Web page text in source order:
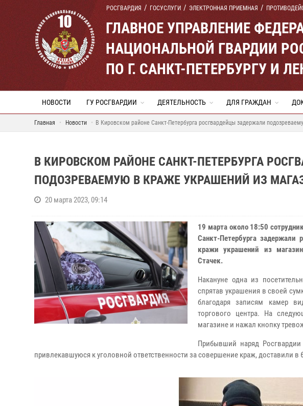
РОСГВАРДИЯ ГОСУСЛУГИ ЭЛЕКТРОННАЯ ПРИЕМНАЯ
ГЛАВНОЕ УПРАВЛЕНИЕ
НАЦИОНАЛЬНОЙ ГВАРДИИ
ПО Г. САНКТ-ПЕТЕРБУРГУ И
НОВОСТИ ГУ РОСГВАРДИИ ДЕЯТЕЛЬНОСТЬ ДЛЯ ГРАЖДАН
Главная Новости В Кировском районе Санкт-Петербурга росгвардейцы задержали
В КИРОВСКОМ РАЙОНЕ САНКТ-ПЕТЕРБУРГА
ПОДОЗРЕВАЕМУЮ В КРАЖЕ УКРАШЕНИЙ ИЗ
20 марта 2023, 09:14
19 марта около 18:50
Санкт-Петербурга задержали
кражи украшений из
Стачек.
Накануне одна из
спрятав украшения в своей
благодаря записям камер
торгового центра. На
магазине и нажал кнопку
Прибывший наряд
привлекавшуюся к уголовной ответственности за совершение краж, доставили в